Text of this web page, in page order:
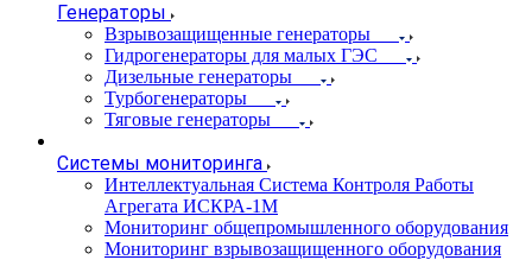
Генераторы
Взрывозащищенные генераторы
Гидрогенераторы для малых ГЭС
Дизельные генераторы
Турбогенераторы
Тяговые генераторы
Системы мониторинга
Интеллектуальная Система Контроля Работы
Агрегата ИСКРА-1М
Мониторинг общепромышленного оборудования
Мониторинг взрывозащищенного оборудования